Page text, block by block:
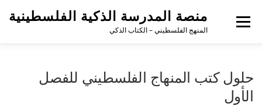
منصة المدرسة الذكية الفلسطينية
المنهج الفلسطيني – الكتاب الذكي
القائمة
حلول كتب المنهاج الفلسطيني للفصل
الأول